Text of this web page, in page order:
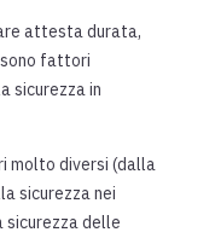
attesta durata,
fattori
sicurezza in
molto diversi (dalla
sicurezza nei
delle